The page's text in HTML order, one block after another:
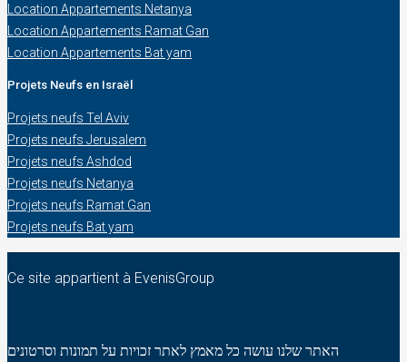
Location Appartements Netanya
Location Appartements Ramat Gan
Location Appartements Bat yam
Projets Neufs en Israël
Projets neufs Tel Aviv
Projets neufs Jerusalem
Projets neufs Ashdod
Projets neufs Netanya
Projets neufs Ramat Gan
Projets neufs Bat yam
Ce site appartient à EvenisGroup
האתר שלנו עושה כל מאמץ לאתר זכויות על תמונות וסרטונים